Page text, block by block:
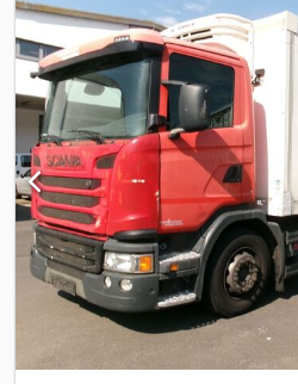
d'émission:Euro 6, longueur totale:
2 600 mm, hauteur totale:3 600 mm,
chargement:50 m³ , longueur de
mm , largeur de l’espace de
l'espace de chargement:2 200 mm ,
Équipement:ABS, filtre à particules,
isotherme * Dimensions de la zone
x 2 200 mm * Plateau élévateur
Plancher en aluminium * Groupe
courte * Suspension pneumatique
* Essieu suiveur relevable * Pare-
Blocage de différentiel * Boîte de
3 pédales * Régulateur de vitesse *
pneus : mauvais